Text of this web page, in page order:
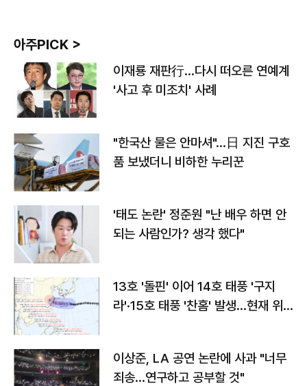
아주PICK >
이재룡 재판行…다시 떠오른 연예계
'사고 후 미조치' 사례
"한국산 물은 안마셔"…日 지진 구호
품 보냈더니 비하한 누리꾼
'태도 논란' 정준원 "난 배우 하면 안
되는 사람인가? 생각 했다"
13호 '돌핀' 이어 14호 태풍 '구지
라'·15호 태풍 '찬홈' 발생…현재 위
이상준, LA 공연 논란에 사과 "너무
죄송…연구하고 공부할 것"